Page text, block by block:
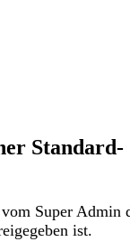
Standard-
Super Admin
ist.